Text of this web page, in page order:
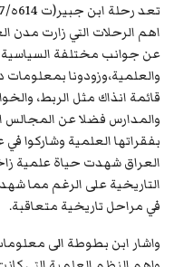
اهم الرحلات التي زارت مدن
عن جوانب مختلفة السياسية
والعلمية،وزودونا
قائمة انذاك مثل الربط،
والمدارس فضلا عن المجالس
بفقراتها العلمية وشاركوا
العراق شهدت حياة علمية
التاريخية على الرغم مما
في مراحل تاريخية متعاقبة.
واشار ابن بطوطة الى